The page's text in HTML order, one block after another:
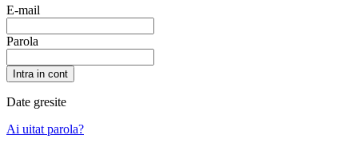
E-mail
Parola
Intra in cont
Date gresite
Ai uitat parola?